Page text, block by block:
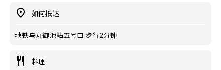
如何抵达
地铁乌丸御池站五号口 步行2分钟
料理